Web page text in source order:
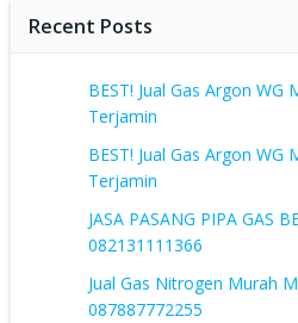
Recent Posts
BEST! Jual Gas Argon
Terjamin
BEST! Jual Gas Argon WG
Terjamin
JASA PASANG PIPA GAS
082131111366
Jual Gas Nitrogen Murah
087887772255